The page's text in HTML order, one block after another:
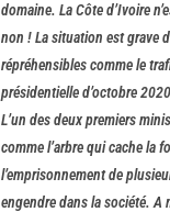
domaine. La Côte d’Ivoire
non ! La situation est grave
répréhensibles comme le
présidentielle d’octobre
L’un des deux premiers
comme l’arbre qui cache la
l’emprisonnement de
engendre dans la société. A